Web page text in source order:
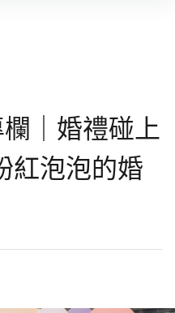
｜婚禮碰上
紅泡泡的婚